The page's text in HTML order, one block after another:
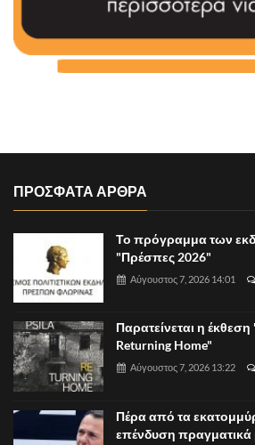
ΠΡΟΣΦΑΤΑ ΑΡΘΡΑ
Το πρόγραμμα των
"Πρέσπες 2026"
Αύγουστος 7, 2026 14:01
Παρατείνεται η
Returning Home"
Αύγουστος 7, 2026 13:22
Πέρα από τα
επένδυση πραγματικά